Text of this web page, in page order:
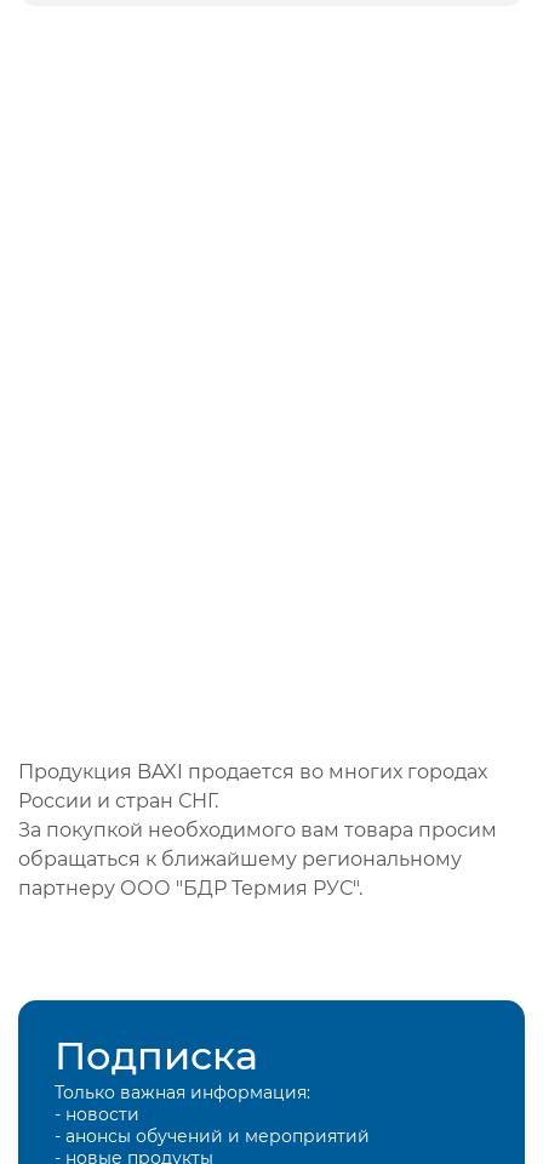
Продукция BAXI продается во многих городах
России и стран СНГ.
За покупкой необходимого вам товара просим
обращаться к ближайшему региональному
партнеру ООО "БДР Термия РУС".
Подписка
Только важная информация:
- новости
- анонсы обучений и мероприятий
- новые продукты